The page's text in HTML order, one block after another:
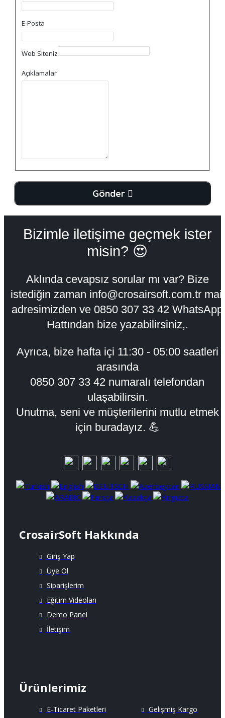
E-Posta
Web Siteniz
Açıklamalar
Gönder
Bizimle iletişime geçmek ister
misin? 😍
Aklında cevapsız sorular mı var? Bize
istediğin zaman info@crosairsoft.com.tr mail
adresimizden ve 0850 307 33 42 WhatsApp
Hattından bize yazabilirsiniz,.
Ayrıca, bize hafta içi 11:30 - 05:00saatleri
arasında
0850 307 33 42 numaralı telefondan
ulaşabilirsin.
Unutma, seni ve müşterilerini mutlu etmek
için buradayız. 💪
CrosairSoft Hakkında
Giriş Yap
Üye Ol
Siparişlerim
Eğitim Videoları
Demo Panel
İletişim
Ürünlerimiz
E-Ticaret Paketleri
Gelişmiş Kargo